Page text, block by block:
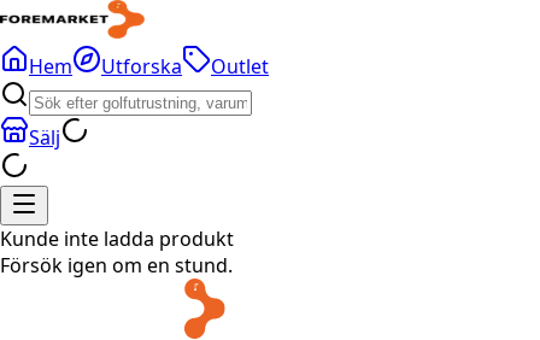
Hem Utforska Outlet
Sälj
Kunde inte ladda produkt
Försök igen om en stund.